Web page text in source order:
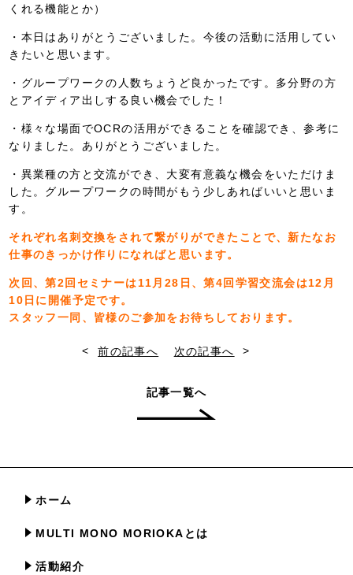
くれる機能とか）
・本日はありがとうございました。今後の活動に活用してい
きたいと思います。
・グループワークの人数ちょうど良かったです。多分野の方
とアイディア出しする良い機会でした！
・様々な場面でOCRの活用ができることを確認でき、参考に
なりました。ありがとうございました。
・異業種の方と交流ができ、大変有意義な機会をいただけま
した。グループワークの時間がもう少しあればいいと思いま
す。
それぞれ名刺交換をされて繋がりができたことで、新たなお
仕事のきっかけ作りになればと思います。
次回、第2回セミナーは11月28日、第4回学習交流会は12月
10日に開催予定です。
スタッフ一同、皆様のご参加をお待ちしております。
<前の記事へ 次の記事へ >
記事一覧へ
ホーム
MULTI MONO MORIOKAとは
活動紹介